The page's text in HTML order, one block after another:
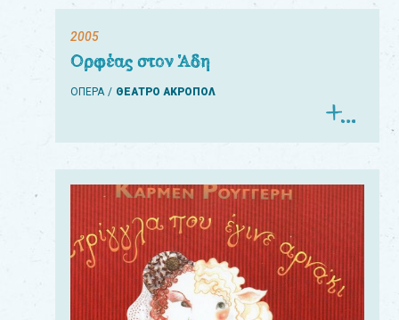
2005
Ορφέας στον Άδη
ΟΠΕΡΑ ΘΕΑΤΡΟ ΑΚΡΟΠΟΛ